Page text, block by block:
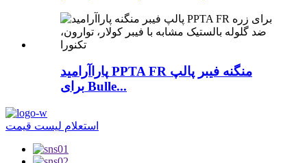
پاراآرامید PPTA FR منگنه فیبر پالپ
برای Bulle...
استعلام لیست قیمت